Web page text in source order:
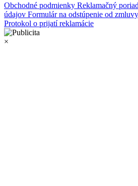
Obchodné podmienky Reklamačný
údajov Formulár na odstúpenie od zmluvy
Protokol o prijatí reklamácie
×